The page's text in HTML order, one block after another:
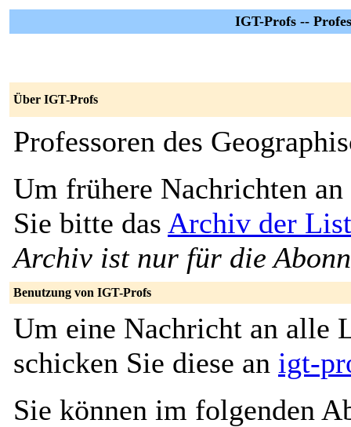
IGT-Profs --
Über IGT-Profs
Professoren des
Um frühere Nachrichten an
Sie bitte das Archiv der
Archiv ist nur für die
Benutzung von IGT-Profs
Um eine Nachricht an alle
schicken Sie diese an igt-
Sie können im folgenden